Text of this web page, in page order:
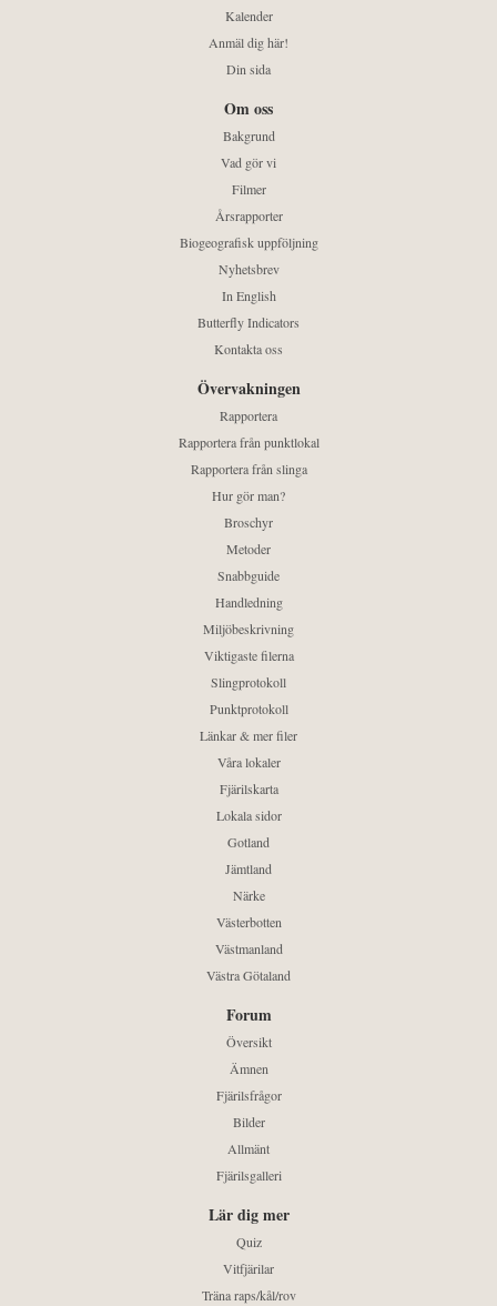
Kalender
Anmäl dig här!
Din sida
Om oss
Bakgrund
Vad gör vi
Filmer
Årsrapporter
Biogeografisk uppföljning
Nyhetsbrev
In English
Butterfly Indicators
Kontakta oss
Övervakningen
Rapportera
Rapportera från punktlokal
Rapportera från slinga
Hur gör man?
Broschyr
Metoder
Snabbguide
Handledning
Miljöbeskrivning
Viktigaste filerna
Slingprotokoll
Punktprotokoll
Länkar & mer filer
Våra lokaler
Fjärilskarta
Lokala sidor
Gotland
Jämtland
Närke
Västerbotten
Västmanland
Västra Götaland
Forum
Översikt
Ämnen
Fjärilsfrågor
Bilder
Allmänt
Fjärilsgalleri
Lär dig mer
Quiz
Vitfjärilar
Träna raps/kål/rov